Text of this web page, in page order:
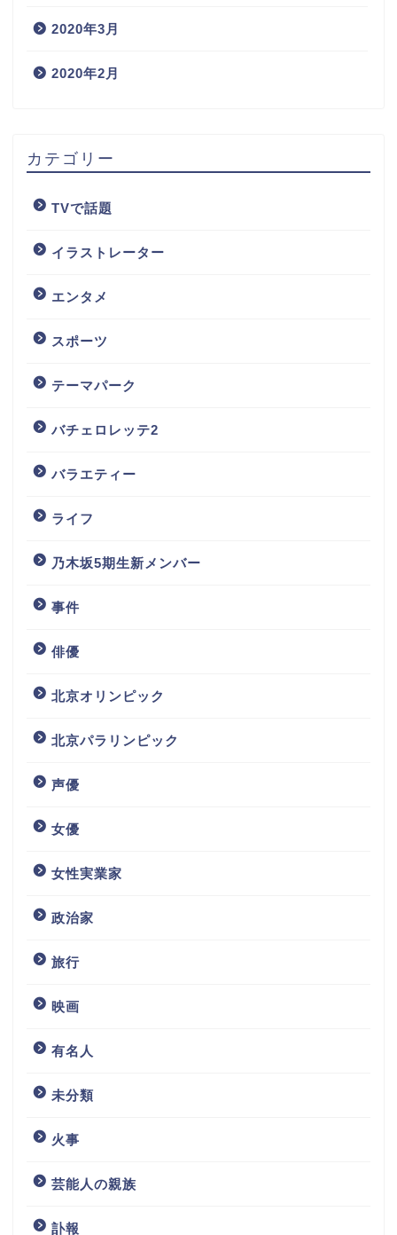
2020年3月
2020年2月
カテゴリー
TVで話題
イラストレーター
エンタメ
スポーツ
テーマパーク
バチェロレッテ2
バラエティー
ライフ
乃木坂5期生新メンバー
事件
俳優
北京オリンピック
北京パラリンピック
声優
女優
女性実業家
政治家
旅行
映画
有名人
未分類
火事
芸能人の親族
訃報